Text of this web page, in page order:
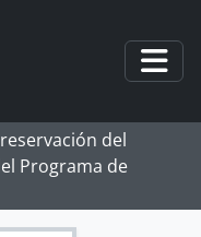
del
Programa de